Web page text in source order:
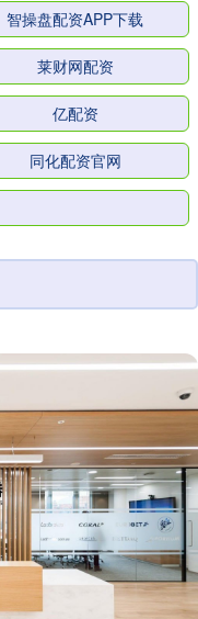
智操盘配资APP下载
莱财网配资
亿配资
同化配资官网